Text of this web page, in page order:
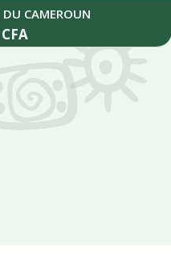
DU CAMEROUN
CFA